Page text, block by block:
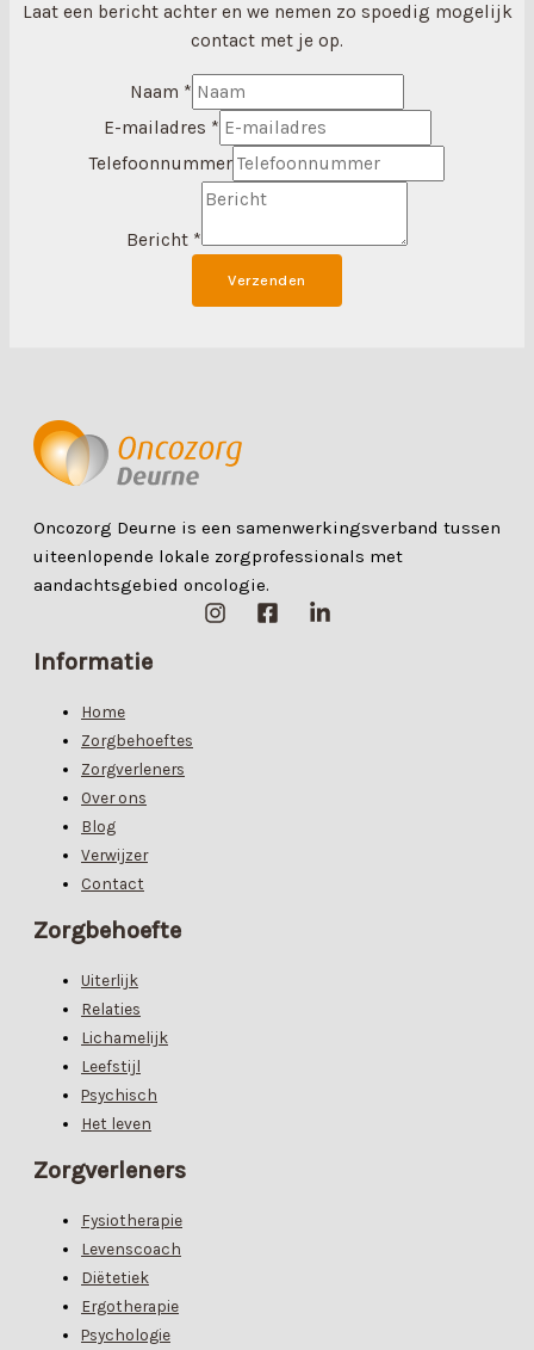
Laat een bericht achter en we nemen zo spoedig mogelijk
contact met je op.
Naam *
E-mailadres *
Telefoonnummer
Bericht *
Verzenden
Oncozorg Deurne is een samenwerkingsverband tussen
uiteenlopende lokale zorgprofessionals met
aandachtsgebied oncologie.
Informatie
Home
Zorgbehoeftes
Zorgverleners
Over ons
Blog
Verwijzer
Contact
Zorgbehoefte
Uiterlijk
Relaties
Lichamelijk
Leefstijl
Psychisch
Het leven
Zorgverleners
Fysiotherapie
Levenscoach
Diëtetiek
Ergotherapie
Psychologie